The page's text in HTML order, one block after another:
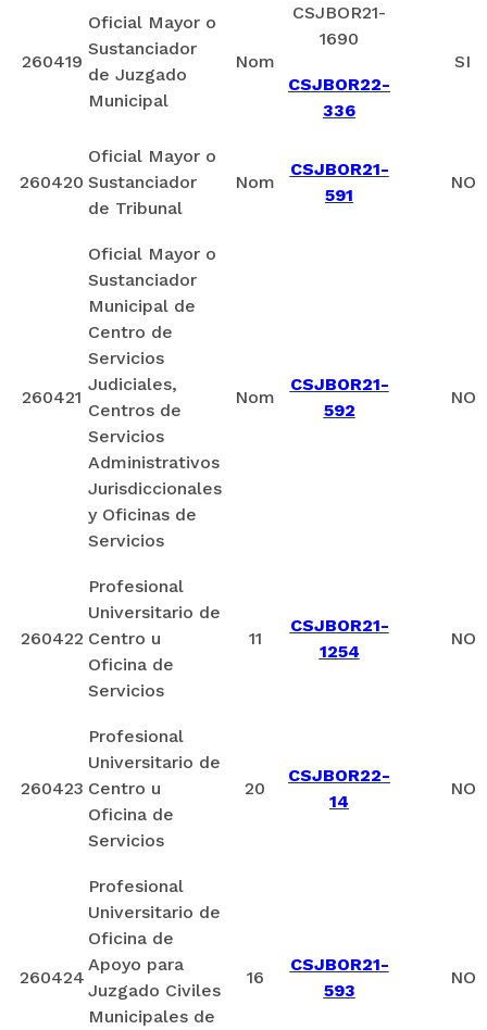
260419
Oficial Mayor o
Sustanciador
de Juzgado
Municipal
Nom
CSJBOR21-
1690
SI
CSJBOR22-
336
260420
Oficial Mayor o
Sustanciador
de Tribunal
Nom
CSJBOR21-
591
NO
260421
Oficial Mayor o
Sustanciador
Municipal de
Centro de
Servicios
Judiciales,
Centros de
Servicios
Administrativos
Jurisdiccionales
y Oficinas de
Servicios
Nom
CSJBOR21-
592
NO
260422
Profesional
Universitario de
Centro u
Oficina de
Servicios
11
CSJBOR21-
1254
NO
260423
Profesional
Universitario de
Centro u
Oficina de
Servicios
20
CSJBOR22-
14
NO
260424
Profesional
Universitario de
Oficina de
Apoyo para
Juzgado Civiles
Municipales de
16
CSJBOR21-
593
NO